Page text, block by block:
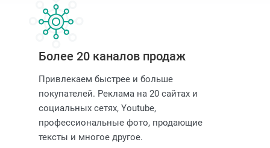
Более 20 каналов продаж
Привлекаем быстрее и больше
покупателей. Реклама на 20 сайтах и
социальных сетях, Youtube,
профессиональные фото, продающие
тексты и многое другое.